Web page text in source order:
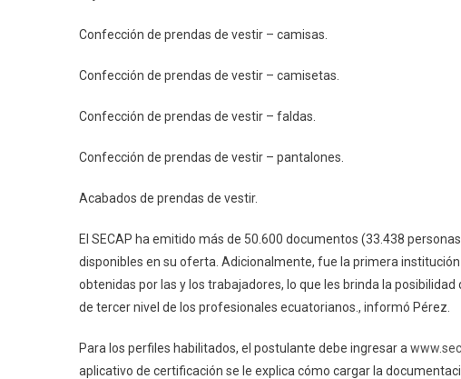
Confección de prendas de vestir – camisas.
Confección de prendas de vestir – camisetas.
Confección de prendas de vestir – faldas.
Confección de prendas de vestir – pantalones.
Acabados de prendas de vestir.
El SECAP ha emitido más de 50.600 documentos (33.438
disponibles en su oferta. Adicionalmente, fue la primera
obtenidas por las y los trabajadores, lo que les brinda la
de tercer nivel de los profesionales ecuatorianos., informó Pérez.
Para los perfiles habilitados, el postulante debe ingresar a
aplicativo de certificación se le explica cómo cargar la